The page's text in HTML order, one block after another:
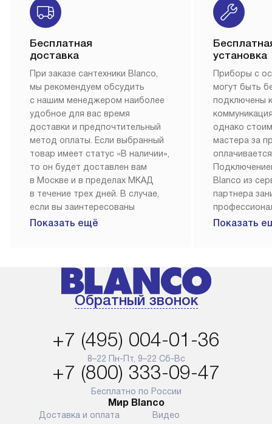
Бесплатная
доставка
При заказе сантехники Blanco,
мы рекомендуем обсудить
с нашим менеджером наиболее
удобное для вас время
доставки и предпочтительный
метод оплаты. Если выбранный
товар имеет статус «В наличии»,
то он будет доставлен вам
в Москве и в пределах МКАД
в течение трех дней. В случае,
если вы заинтересованы
в товаре, который доступен
менеджером на сайте. Товары
с особым лейблом
доставляются бесплатно
аксессуаров не предусмотрена.
Для доставки в другие регионы
мы используем услуги
транспортной компании.
Уточняйте все условия доставки
у нашего менеджера при
Показать ещё
установка
Приборы с
могут быть
подключены
однако
мастера за
Blanco из
партнера
Наш сервис
возможные
Готовые
Показать
Обратный звонок
+7 (495) 004-01-36
8–22 Пн-Пт, 9–22 Сб-Вс
+7 (800) 333-09-47
Бесплатно по России
Мир Blanco
Доставка и оплата
Видео